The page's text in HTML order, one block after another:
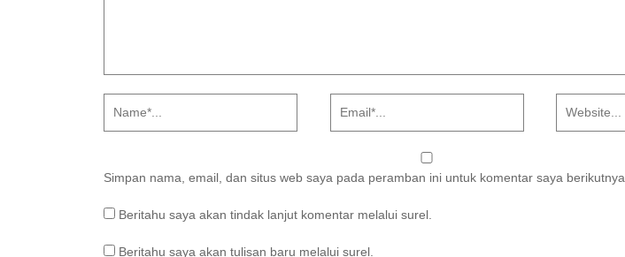
Simpan nama, email, dan situs web saya pada peramban ini untuk komentar saya berikutnya.
Beritahu saya akan tindak lanjut komentar melalui surel.
Beritahu saya akan tulisan baru melalui surel.